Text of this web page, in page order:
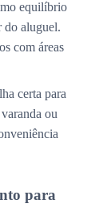
equilíbrio
do aluguel.
com áreas
certa para
ou
para